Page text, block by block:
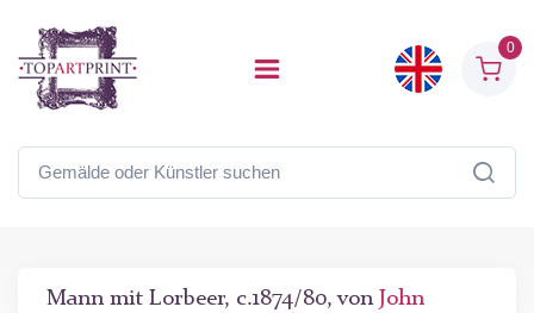
0
Mann mit Lorbeer, c.1874/80, von John